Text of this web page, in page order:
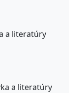
a literatúry
a literatúry